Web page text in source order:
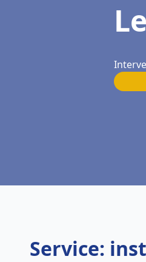
Service: